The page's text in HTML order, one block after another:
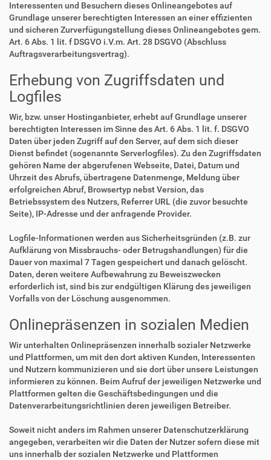
Interessenten und Besuchern dieses Onlineangebotes auf
Grundlage unserer berechtigten Interessen an einer effizienten
und sicheren Zurverfügungstellung dieses Onlineangebotes gem.
Art. 6 Abs. 1 lit. f DSGVO i.V.m. Art. 28 DSGVO (Abschluss
Auftragsverarbeitungsvertrag).
Erhebung von Zugriffsdaten und
Logfiles
Wir, bzw. unser Hostinganbieter, erhebt auf Grundlage unserer
berechtigten Interessen im Sinne des Art. 6 Abs. 1 lit. f. DSGVO
Daten über jeden Zugriff auf den Server, auf dem sich dieser
Dienst befindet (sogenannte Serverlogfiles). Zu den Zugriffsdaten
gehören Name der abgerufenen Webseite, Datei, Datum und
Uhrzeit des Abrufs, übertragene Datenmenge, Meldung über
erfolgreichen Abruf, Browsertyp nebst Version, das
Betriebssystem des Nutzers, Referrer URL (die zuvor besuchte
Seite), IP-Adresse und der anfragende Provider.
Logfile-Informationen werden aus Sicherheitsgründen (z.B. zur
Aufklärung von Missbrauchs- oder Betrugshandlungen) für die
Dauer von maximal 7 Tagen gespeichert und danach gelöscht.
Daten, deren weitere Aufbewahrung zu Beweiszwecken
erforderlich ist, sind bis zur endgültigen Klärung des jeweiligen
Vorfalls von der Löschung ausgenommen.
Onlinepräsenzen in sozialen Medien
Wir unterhalten Onlinepräsenzen innerhalb sozialer Netzwerke
und Plattformen, um mit den dort aktiven Kunden, Interessenten
und Nutzern kommunizieren und sie dort über unsere Leistungen
informieren zu können. Beim Aufruf der jeweiligen Netzwerke und
Plattformen gelten die Geschäftsbedingungen und die
Datenverarbeitungsrichtlinien deren jeweiligen Betreiber.
Soweit nicht anders im Rahmen unserer Datenschutzerklärung
angegeben, verarbeiten wir die Daten der Nutzer sofern diese mit
uns innerhalb der sozialen Netzwerke und Plattformen